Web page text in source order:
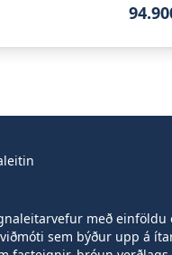
með einföldu
sem býður upp á